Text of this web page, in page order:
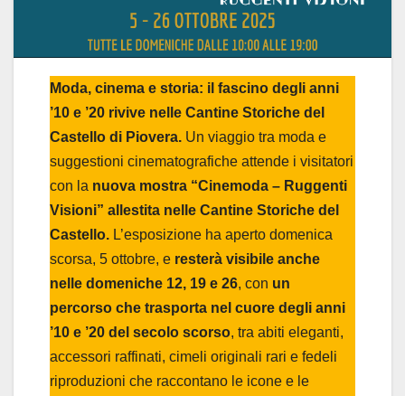
Moda, cinema e storia: il fascino degli anni
’10 e ’20 rivive nelle Cantine Storiche del
Castello di Piovera. Un viaggio tra moda e
suggestioni cinematografiche attende i visitatori
con la nuova mostra “Cinemoda – Ruggenti
Visioni” allestita nelle Cantine Storiche del
Castello. L’esposizione ha aperto domenica
scorsa, 5 ottobre, e resterà visibile anche
nelle domeniche 12, 19 e 26, con un
percorso che trasporta nel cuore degli anni
’10 e ’20 del secolo scorso, tra abiti eleganti,
accessori raffinati, cimeli originali rari e fedeli
riproduzioni che raccontano le icone e le